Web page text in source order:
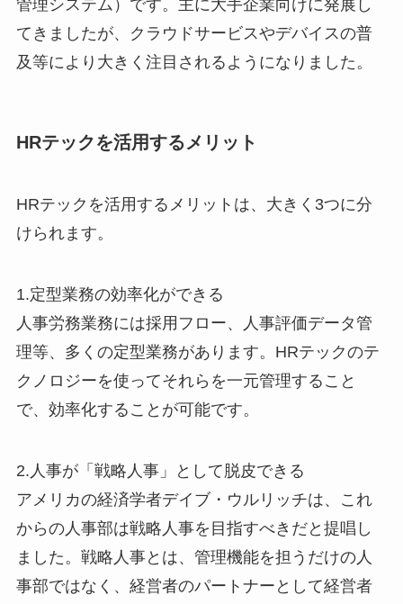
管理システム）です。主に大手企業向けに発展し
てきましたが、クラウドサービスやデバイスの普
及等により大きく注目されるようになりました。
HRテックを活用するメリット
HRテックを活用するメリットは、大きく3つに分
けられます。
1.定型業務の効率化ができる
人事労務業務には採用フロー、人事評価データ管
理等、多くの定型業務があります。HRテックのテ
クノロジーを使ってそれらを一元管理すること
で、効率化することが可能です。
2.人事が「戦略人事」として脱皮できる
アメリカの経済学者デイブ・ウルリッチは、これ
からの人事部は戦略人事を目指すべきだと提唱し
ました。戦略人事とは、管理機能を担うだけの人
事部ではなく、経営者のパートナーとして経営者